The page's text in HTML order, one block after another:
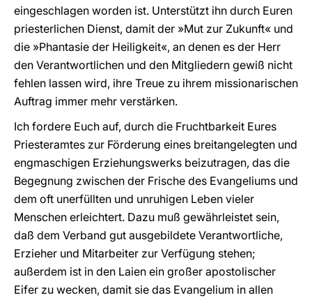
eingeschlagen worden ist. Unterstützt ihn durch Euren
priesterlichen Dienst, damit der »Mut zur Zukunft« und
die »Phantasie der Heiligkeit«, an denen es der Herr
den Verantwortlichen und den Mitgliedern gewiß nicht
fehlen lassen wird, ihre Treue zu ihrem missionarischen
Auftrag immer mehr verstärken.
Ich fordere Euch auf, durch die Fruchtbarkeit Eures
Priesteramtes zur Förderung eines breitangelegten und
engmaschigen Erziehungswerks beizutragen, das die
Begegnung zwischen der Frische des Evangeliums und
dem oft unerfüllten und unruhigen Leben vieler
Menschen erleichtert. Dazu muß gewährleistet sein,
daß dem Verband gut ausgebildete Verantwortliche,
Erzieher und Mitarbeiter zur Verfügung stehen;
außerdem ist in den Laien ein großer apostolischer
Eifer zu wecken, damit sie das Evangelium in allen